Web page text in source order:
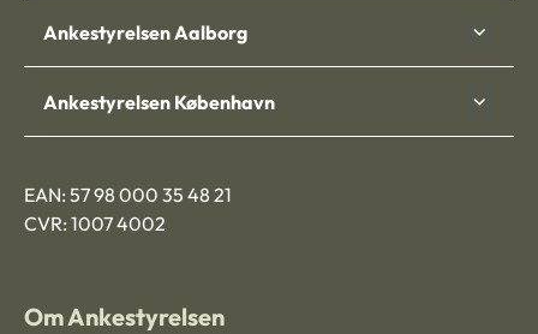
Ankestyrelsen Aalborg
Ankestyrelsen København
EAN: 57 98 000 35 48 21
CVR: 1007 4002
Om Ankestyrelsen